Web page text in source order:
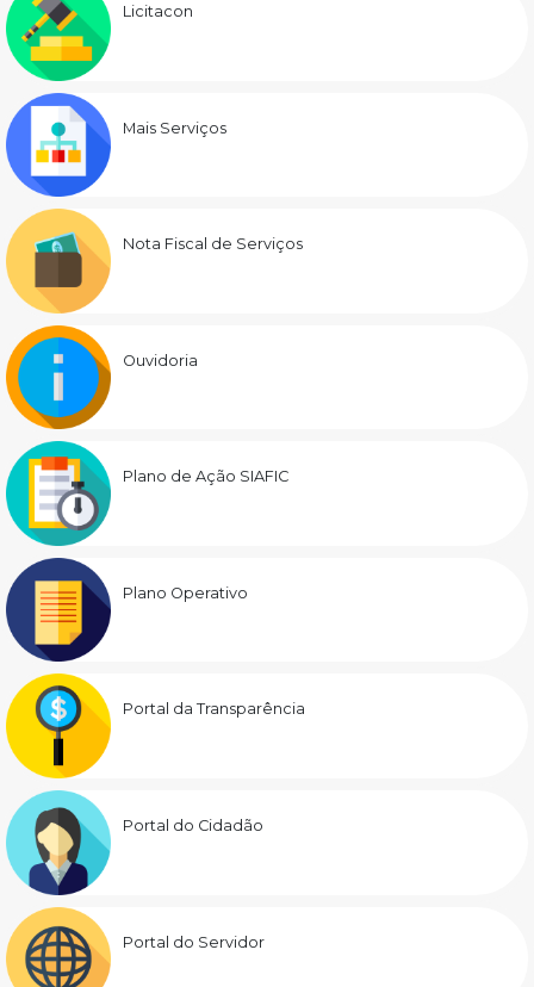
Licitacon
Mais Serviços
Nota Fiscal de Serviços
Ouvidoria
Plano de Ação SIAFIC
Plano Operativo
Portal da Transparência
Portal do Cidadão
Portal do Servidor